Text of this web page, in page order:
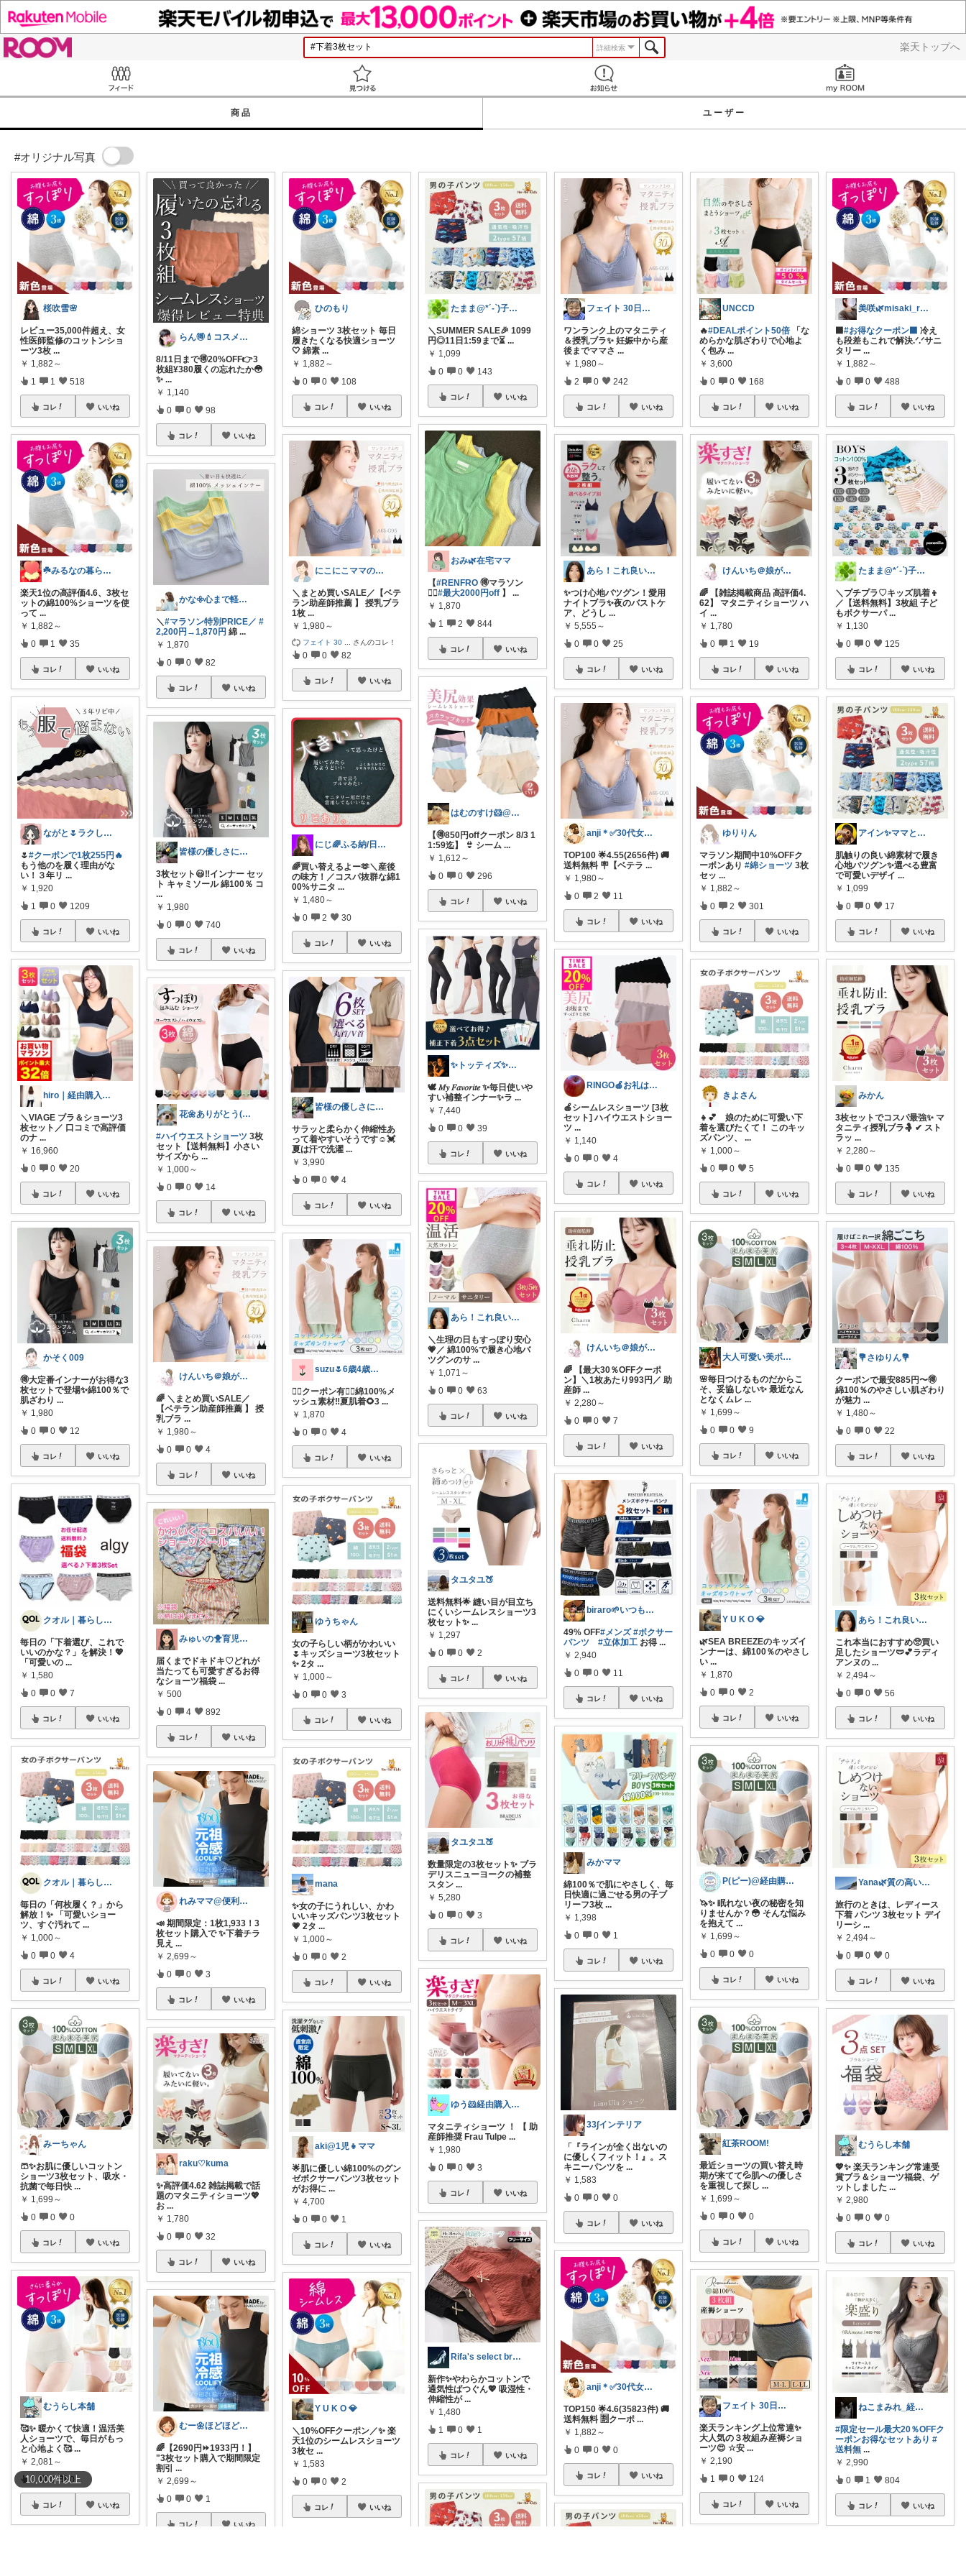
楽天トップへ
詳細検索
商品 ユーザー
#オリジナル写真
10,000件以上
桜吹雪🌸
レビュー35,000件超え、女
性医師監修のコットンショ
ーツ3枚 ...
￥ 1,882～
1 1 518
コレ いいね
☘️みるなの暮らし🍃
楽天1位の高評価4.6、3枚セ
ットの綿100%ショーツを使
って ...
￥ 1,882～
0 1 35
コレ いいね
ながと🌷ラクしてときめく暮らし
🌷#クーポンで1枚255円🔥
もう他のを履く理由がな
い！３年リ ...
￥ 1,920
1 0 1209
コレ いいね
hiro｜経由購入ありがとうございます✨
＼VIAGE ブラ＆ショーツ3
枚セット／ 口コミで高評価
のナ ...
￥ 16,960
0 0 20
コレ いいね
かそく009
🉐大定番インナーがお得な3
枚セットで登場✨綿100％で
肌ざわり ...
￥ 1,980
0 0 12
コレ いいね
クオル｜暮らしの「質」爆上げ🈁
毎日の「下着選び、これで
いいのかな？」を解決！💖
「可愛いの ...
￥ 1,580
0 0 7
コレ いいね
クオル｜暮らしの「質」爆上げ🈁
毎日の「何枚履く？」から
解放！✨ 「可愛いショー
ツ、すぐ汚れて ...
￥ 1,000～
0 0 4
コレ いいね
みーちゃん
🩳✨お肌に優しいコットン
ショーツ3枚セット、吸水・
抗菌で毎日快 ...
￥ 1,699～
0 0 0
コレ いいね
むうらし本舗
🥰✨ 暖かくて快適！温活美
人ショーツで、毎日がもっ
と心地よく🥰 ...
￥ 2,081～
0 0 0
コレ いいね
らん🉐💄コスメ&ファッション👗✨
8/11日まで🉐20%OFF👉3
枚組¥380履くの忘れたか😳
✨ ...
￥ 1,140
0 0 98
コレ いいね
かな𖧷心まで軽くなる暮らしの記録🌿
＼#マラソン特別PRICE／ #
2,200円→1,870円 綿 ...
￥ 1,870
0 0 82
コレ いいね
皆様の優しさに感謝です✨happyミルク
3枚セット😃‼️インナー セッ
ト キャミソール 綿100％ コ
...
￥ 1,980
0 0 740
コレ いいね
花🌼ありがとう(*･ω･)*_ _)ﾍ
#ハイウエストショーツ 3枚
セット【送料無料】小さい
サイズから ...
￥ 1,000～
0 0 14
コレ いいね
けんいち＠娘が喜んだマタニティ用品
🌈 ＼まとめ買いSALE／
【ベテラン助産師推薦 】 授
乳ブラ...
￥ 1,980～
0 0 4
コレ いいね
みゅいの🐥育児×時短×コスパ☀️朝コレ
届くまでドキドキ♡どれが
当たっても可愛すぎるお得
なショーツ福袋 ...
￥ 500
0 4 892
コレ いいね
れみママ@便利雑貨¸¸kids
📣 期間限定：1枚1,933！3
枚セット購入で ✨下着チラ
見え ...
￥ 2,699～
0 0 3
コレ いいね
raku♡kuma
✨高評価4.62 雑誌掲載で話
題のマタニティショーツ💖
お ...
￥ 1,780
0 0 32
コレ いいね
むー🌼ほどほど生活🌼
🌈【2690円⏩1933円！】
"3枚セット購入で期間限定
割引 ...
￥ 2,699～
0 0 1
コレ いいね
ひのもり
綿ショーツ 3枚セット 毎日
履きたくなる快適ショーツ
🤍 綿素 ...
￥ 1,882～
0 0 108
コレ いいね
にこにこママのおきにいり
＼まとめ買いSALE／【ベテ
ラン助産師推薦 】 授乳ブラ
1枚 ...
￥ 1,980～
フェイト 30 さんのコレ！
0 0 82
コレ いいね
にじ🌈ふる納/日用品 買い回るよ！
🌈買い替えるよー🫶＼産後
の味方！／コスパ抜群な綿1
00%サニタ ...
￥ 1,480～
0 2 30
コレ いいね
皆様の優しさに感謝です✨happyミルク
サラッと柔らかく伸縮性あ
って着やすいそうです☺️💓
夏は汗で洗濯 ...
￥ 3,990
0 0 4
コレ いいね
suzu🌷6歳4歳子育てママの暮らし
❤️‍🔥クーポン有❤️‍🔥綿100%メ
ッシュ素材‼️夏肌着🌻3 ...
￥ 1,870
0 0 4
コレ いいね
ゆうちゃん
女の子らしい柄がかわいい
🌷キッズショーツ3枚セット
✨ 2タ ...
￥ 1,000～
0 0 3
コレ いいね
mana
✨女の子にうれしい、かわ
いいキッズパンツ3枚セット
💗 2タ ...
￥ 1,000～
0 0 2
コレ いいね
aki@1児👧ママ
🌟肌に優しい綿100%のグン
ゼボクサーパンツ3枚セット
がお得に ...
￥ 4,700
0 0 1
コレ いいね
Y U K O 💎
＼10%OFFクーポン／✨ 楽
天1位のシームレスショーツ
3枚セ ...
￥ 1,583
0 0 2
コレ いいね
たまま@*´-`)子ども用品/日用品
＼SUMMER SALE🎉 1099
円◎11日1:59まで⏳️ ...
￥ 1,099
0 0 143
コレ いいね
おみ🌿在宅ママ
【#RENFRO 🉐マラソン
🏃‍♀️#最大2000円off 】
...
￥ 1,870
1 2 844
コレ いいね
はむのすけ🐹@美味しいもの&季節の商品
【🉐850円offクーポン 8/3 1
1:59迄】 👙 シーム ...
￥ 1,612～
0 0 296
コレ いいね
✨トッティズ✨ラク✖️ダイエット✨
🕊️ 𝑀𝑦 𝐹𝑎𝑣𝑜𝑟𝑖𝑡𝑒 ✨毎日使いや
すい補整インナー✨ラ ...
￥ 7,440
0 0 39
コレ いいね
あら！これ良いわね～
＼生理の日もすっぽり安心
💗／ 綿100%で履き心地バ
ツグンのサ ...
￥ 1,071～
0 0 63
コレ いいね
タユタユ🍑
送料無料🌟 縫い目が目立ち
にくいシームレスショーツ3
枚セット✨ ...
￥ 1,297
0 0 2
コレ いいね
タユタユ🍑
数量限定の3枚セット✨ ブラ
デリスニューヨークの補整
スタン ...
￥ 5,280
0 0 3
コレ いいね
ゆう🐹経由購入感謝🙇‍♀️
マタニティショーツ ！ 【 助
産師推奨 Frau Tulpe...
￥ 1,980
0 0 3
コレ いいね
Rifa's select branch
新作✨やわらかコットンで
通気性ばつぐん💖 吸湿性・
伸縮性が ...
￥ 1,480
1 0 1
コレ いいね
フェイト 30日感謝です😊
ワンランク上のマタニティ
＆授乳ブラ✨ 妊娠中から産
後までママさ ...
￥ 1,980～
2 0 242
コレ いいね
あら！これ良いわね～
✨つけ心地バツグン！愛用
ナイトブラ✨ ​夜のバストケ
ア、どうし ...
￥ 5,555～
0 0 25
コレ いいね
anji＊✅30代女性売上ランキング🏆
TOP100 🌟4.55(2656件) 🚚
送料無料 🪧【ベテラ ...
￥ 1,980～
0 2 11
コレ いいね
RINGO🍎お礼はプロフ🍎
🍎シームレスショーツ [3枚
セット] ハイウエストショー
ツ ...
￥ 1,140
0 0 4
コレ いいね
けんいち＠娘が喜んだマタニティ用品
🌈 【最大30％OFFクーポ
ン】＼1枚あたり993円／ 助
産師 ...
￥ 2,280～
0 0 7
コレ いいね
biraro🌱いつもありがとう♡
49% OFF#メンズ #ボクサー
パンツ
#立体加工 お得 ...
￥ 2,940
0 0 11
コレ いいね
みかママ
綿100％で肌にやさしく、毎
日快適に過ごせる男の子ブ
リーフ3枚 ...
￥ 1,398
0 0 1
コレ いいね
33∫インテリア
「『ラインが全く出ないの
に優しくフィット！』。ス
キニーパンツを ...
￥ 1,583
0 0 0
コレ いいね
anji＊✅30代女性売上ランキング🏆
TOP150 🌟4.6(35823件) 🚚
送料無料 🈹クーポ ...
￥ 1,882～
0 0 0
コレ いいね
UNCCD
🔥#DEALポイント50倍 「な
めらかな肌ざわりで心地よ
く包み ...
￥ 3,600
0 0 168
コレ いいね
けんいち＠娘が喜んだマタニティ用品
🌈 【雑誌掲載商品 高評価4.
62】 マタニティショーツ ハ
イ ...
￥ 1,780
0 1 19
コレ いいね
ゆりりん
マラソン期間中10%OFFク
ーポンあり#綿ショーツ 3枚
セッ ...
￥ 1,882～
0 2 301
コレ いいね
きよさん
👧💕 娘のために可愛い下
着を選びたくて！ このキッ
ズパンツ、
...
￥ 1,000～
0 0 5
コレ いいね
大人可愛い美ボディ研究所Premium
🌸毎日つけるものだからこ
そ、妥協しない✨ 最近なん
となくムレ ...
￥ 1,699～
0 0 9
コレ いいね
Y U K O 💎
🌿SEA BREEZEのキッズイ
ンナーは、綿100％のやさし
い ...
￥ 1,870
0 0 2
コレ いいね
P(ピー)@経由購入します！
🦄✨ 眠れない夜の秘密を知
りませんか？😳 そんな悩み
を抱えて ...
￥ 1,699～
0 0 0
コレ いいね
紅茶ROOM!
最近ショーツの買い替え時
期が来てて💦肌への優しさ
を重視して探し ...
￥ 1,699～
0 0 0
コレ いいね
フェイト 30日感謝です😊
楽天ランキング上位常連✨
大人気の３枚組み産褥ショ
ーツ😍 ☆安 ...
￥ 2,190
1 0 124
コレ いいね
美咲🌿misaki_room_ig
⬛#お得なクーポン⬛ 冷え
も段差もこれで解決.ᐟ.ᐟサニ
タリー ...
￥ 1,882～
0 0 488
コレ いいね
たまま@*´-`)子ども用品/日用品
＼プチプラ♡キッズ肌着👦
／【送料無料】3枚組 子ど
もボクサーパ ...
￥ 1,130
0 0 125
コレ いいね
アイン✨ママと子供と食べ物と🍭
肌触りの良い綿素材で履き
心地バツグン✨選べる豊富
で可愛いデザイ ...
￥ 1,099
0 0 17
コレ いいね
みかん
3枚セットでコスパ最強✨ マ
タニティ授乳ブラ🤱 ✔ スト
ラッ ...
￥ 2,280～
0 0 135
コレ いいね
💐さゆりん💐
クーポンで最安885円〜🉐
綿100％のやさしい肌ざわり
が魅力 ...
￥ 1,480～
0 0 22
コレ いいね
あら！これ良いわね～
​これ本当におすすめ🥺買い
足したショーツ🩲💕 ​ラディ
アンヌの ...
￥ 2,494～
0 0 56
コレ いいね
Yana🌿質の高い暮らしのROOM
旅行のときは、レディース
下着 パンツ 3枚セット デイ
リーシ ...
￥ 2,494～
0 0 0
コレ いいね
むうらし本舗
💖✨ 楽天ランキング常連受
賞ブラ＆ショーツ福袋、ゲ
ットしました ...
￥ 2,980
0 0 0
コレ いいね
ねこまみれ_経由感謝致します🐈
#限定セール最大20％OFFク
ーポンお得なセットあり #
送料無 ...
￥ 2,990
0 1 804
コレ いいね